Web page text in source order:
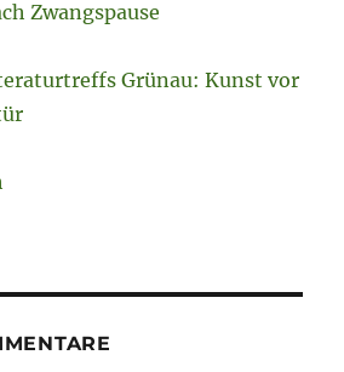
Zwangspause
Grünau: Kunst vor